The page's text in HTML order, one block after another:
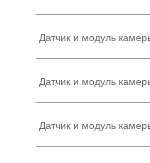
Датчик и модуль
Датчик и модуль
Датчик и модуль